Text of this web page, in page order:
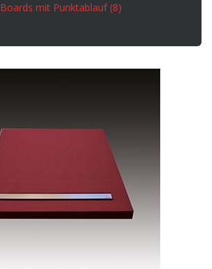
Boards mit Punktablauf (8)